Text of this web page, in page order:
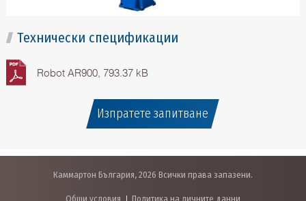
Технически спецификации
Robot AR900, 793.37 kB
Изпратете запитване
Каммартон България, 2026 Всички права запазени.
Общи условия Политика на личните данни